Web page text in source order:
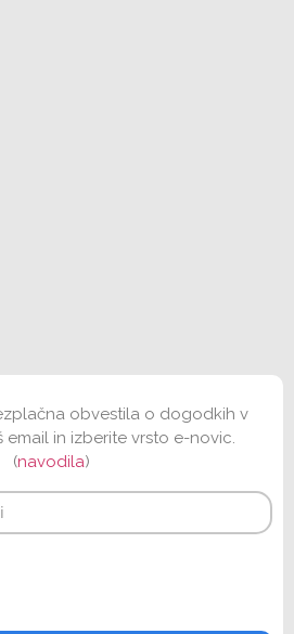
obvestila o dogodkih v
email in izberite vrsto e-novic.
(navodila)